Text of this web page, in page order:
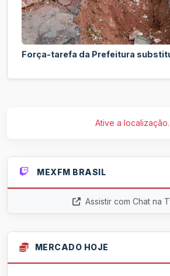
Força-tarefa da Prefeitura
Ative a localização.
MEXFM BRASIL
Assistir com Chat na
MERCADO HOJE